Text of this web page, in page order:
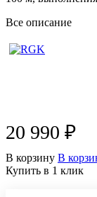
площадей,
Все описание
20 990 ₽
В корзину В
Купить в 1 клик